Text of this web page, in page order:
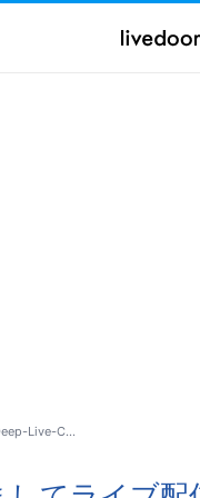
Live-C…